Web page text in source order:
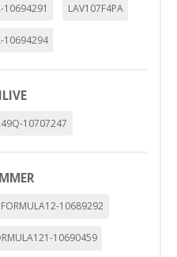
10694291 LAV107F4PA
10694294
10707247
FORMULA12-10689292
10690459